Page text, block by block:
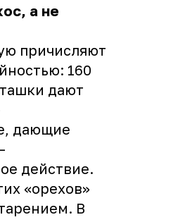
а не
причисляют
160
дают
дающие
действие.
«орехов»
В